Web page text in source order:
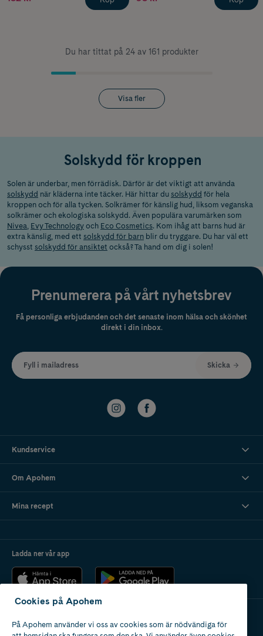
Du har tittat på 24 av 161 produkter
Visa fler
Solskydd för kroppen
Solen är underbar, men förrädisk. Därför är det viktigt att använda
solskydd när kläderna inte täcker. Här hittar du solskydd för hela
kroppen och för alla tycken. Solkrämer för känslig hud, liksom veganska
solkrämer och ekologiska solskydd. Även populära varumärken som
Nivea Evy Technology och Eco Cosmetics. Kom ihåg att barns hud är
extra känslig, med ett solskydd för barn blir du tryggare. Du har väl ett
schysst solskydd för ansiktet också? Ta hand om dig i solen!
Prenumerera på vårt nyhetsbrev
Få personliga erbjudanden och det senaste inom hälsa och skönhet
direkt i din inbox.
Fyll i mailadress Skicka
Kundservice
Om Apohem
Mina recept
Ladda ner vår app
Apotek med tillstånd
Cookies på Apohem
På Apohem använder vi oss av cookies som är nödvändiga för